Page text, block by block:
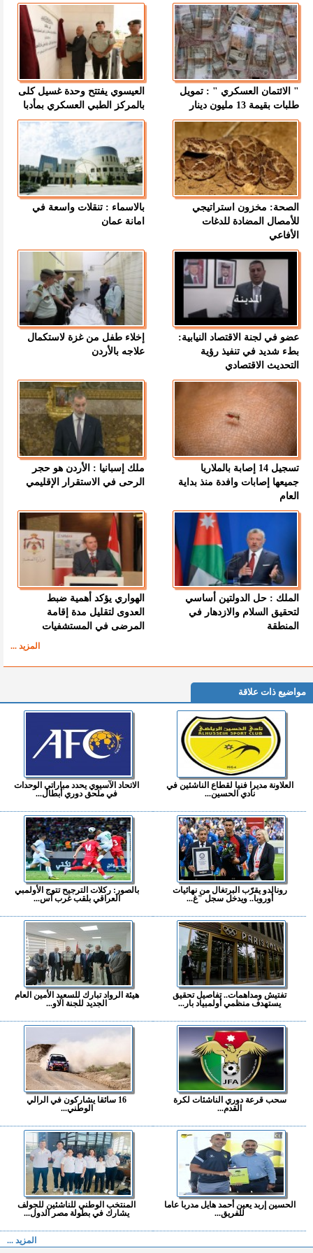
" الائتمان العسكري " : تمويل
طلبات بقيمة 13 مليون دينار
العيسوي يفتتح وحدة غسيل كلى
بالمركز الطبي العسكري بمأدبا
الصحة: مخزون استراتيجي
للأمصال المضادة للدغات
الأفاعي
بالاسماء : تنقلات واسعة في
امانة عمان
عضو في لجنة الاقتصاد النيابية:
بطء شديد في تنفيذ رؤية
التحديث الاقتصادي
إخلاء طفل من غزة لاستكمال
علاجه بالأردن
تسجيل 14 إصابة بالملاريا
جميعها إصابات وافدة منذ بداية
العام
ملك إسبانيا : الأردن هو حجر
الرحى في الاستقرار الإقليمي
الملك : حل الدولتين أساسي
لتحقيق السلام والازدهار في
المنطقة
الهواري يؤكد أهمية ضبط
العدوى لتقليل مدة إقامة
المرضى في المستشفيات
المزيد ...
مواضيع ذات علاقة
العلاونة مديرا فنيا لقطاع الناشئين في
نادي الحسين...
الاتحاد الآسيوي يحدد مباراتي الوحدات
في ملحق دوري أبطال...
رونالدو يقرّب البرتغال من نهائيات
أوروبا.. ويدخل سجل "غ...
بالصور: ركلات الترجيح تتوج الأولمبي
العراقي بلقب غرب آس...
تفتيش ومداهمات.. تفاصيل تحقيق
يستهدف منظمي أولمبياد بار...
هيئة الرواد تبارك للسعيد الأمين العام
الجديد للجنة الاو...
سحب قرعة دوري الناشئات لكرة
القدم...
16 سائقا يشاركون في الرالي
الوطني...
الحسين إربد يعين أحمد هايل مدربا عاما
للفريق...
المنتخب الوطني للناشئين للجولف
يشارك في بطولة مصر الدول...
المزيد ...